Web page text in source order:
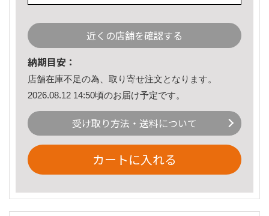
近くの店舗を確認する
納期目安：
店舗在庫不足の為、取り寄せ注文となります。
2026.08.12 14:50頃のお届け予定です。
受け取り方法・送料について
カートに入れる